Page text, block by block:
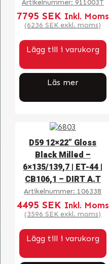
Artikelnummer: 911003T
7795 SEK Inkl. Moms
(6236 SEK exkl. moms)
Lägg till i varukorg
Läs mer
D59 12×22” Gloss
Black Milled –
6×135/139,7 | ET-44 |
CB106,1 – DIRT A.T
Artikelnummer: 106338
4495 SEK Inkl. Moms
(3596 SEK exkl. moms)
Lägg till i varukorg